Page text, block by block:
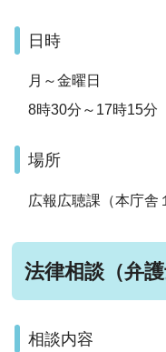
日時
月～金曜日
8時30分～17時15分
場所
広報広聴課（本庁舎
法律相談（弁護
相談内容